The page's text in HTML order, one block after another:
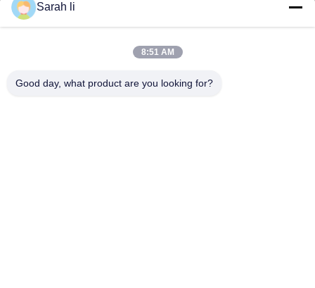
Địa chỉ của chúng tôi
Guangdong Shenzhen Baoan tầng 1 và 2, số 3, đường Gangzai,
Sarah li
8:51 AM
Good day, what product are you looking for?